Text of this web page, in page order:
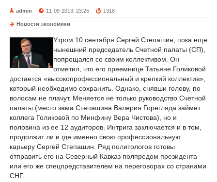
admin 11-09-2013, 23:25 1318
Новости экономики
Утром 10 сентября Сергей Степашин, пока еще
нынешний председатель Счетной палаты (СП),
попрощался со своим коллективом. Он
отметил, что его преемнице Татьяне Голиковой
достается «высокопрофессиональный и крепкий коллектив»,
который необходимо сохранить. Однако, снявши голову, по
волосам не плачут. Меняется не только руководство Счетной
палаты (место зама Степашина Валерия Горегляда займет
коллега Голиковой по Минфину Вера Чистова), но и
половина из ее 12 аудиторов. Интрига заключается и в том,
продолжит ли и где именно свою профессиональную
карьеру Сергей Степашин. Ряд политологов готовы
отправить его на Северный Кавказ полпредом президента
или его же спецпредставителем на переговорах со странами
СНГ.